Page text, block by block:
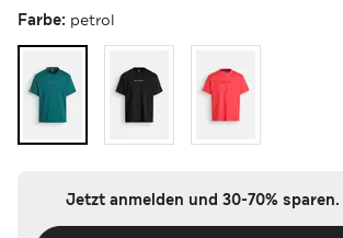
Farbe: petrol
Jetzt anmelden und 30-70% sparen.